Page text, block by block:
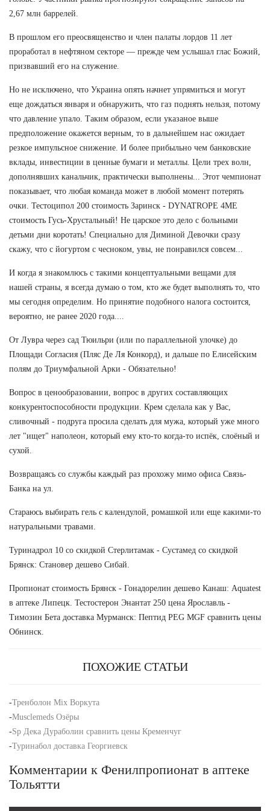
2,67 млн баррелей.
В прошлом его преосвященство и член палаты лордов 11 лет
проработал в нефтяном секторе — прежде чем услышал глас Божий,
призвавший его на служение.
Но не исключено, что Украина опять начнет упрямиться и могут
еще дождаться января и обнаружить, что газ поднять нельзя, потому
что давление упало. Таким образом, если указаное выше
предположение окажется верным, то в дальнейшем нас ожидает
резкое импульсное снижение. И более прибыльно чем банковские
вклады, инвестиции в ценные бумаги и металлы. Цели трех волн,
дополнявших канальчик, практически выполнены... Этот чемпионат
показывает, что любая команда может в любой момент потерять
очки. Тестоципол 200 стоимость Заринск - DYNATROPE 4ME
стоимость Гусь-Хрустальный! Не царское это дело с больными
детьми дни коротать! Специально для Диминой Девочки сразу
скажу, что с йогуртом с чесноком, увы, не понравился совсем...
И когда я знакомлюсь с такими концептуальными вещами для
нашей страны, я всегда думаю о том, кто же будет выполнять то, что
мы сегодня определим. Но принятие подобного налога состоится,
вероятно, не ранее 2020 года....
От Лувра через сад Тюильри (или по параллельной улочке) до
Площади Согласия (Пляс Де Ля Конкорд), и дальше по Елисейским
полям до Триумфальной Арки - Обязательно!
Вопрос в ценообразовании, вопрос в других составляющих
конкурентоспособности продукции. Крем сделала как у Вас,
сливочный - подруга просила сделать для мужа, который уже много
лет "ищет" наполеон, который ему кто-то когда-то испёк, слоёный и
сухой.
Возвращаясь со службы каждый раз прохожу мимо офиса Связь-
Банка на ул.
Стараюсь выбирать гель с календулой, ромашкой или еще какими-то
натуральными травами.
Туринадрол 10 со скидкой Стерлитамак - Сустамед со скидкой
Брянск: Становер дешево Сибай.
Пропионат стоимость Брянск - Гонадорелин дешево Канаш: Aquatest
в аптеке Липецк. Тестостерон Энантат 250 цена Ярославль -
Tимозин Бета доставка Мурманск: Пептид PEG MGF сравнить цены
Обнинск.
ПОХОЖИЕ СТАТЬИ
-Тренболон Mix Воркута
-Musclemeds Озёры
-Sp Дека Дураболин сравнить цены Кременчуг
-Туринабол доставка Георгиевск
Комментарии к Фенилпропионат в аптеке
Тольятти